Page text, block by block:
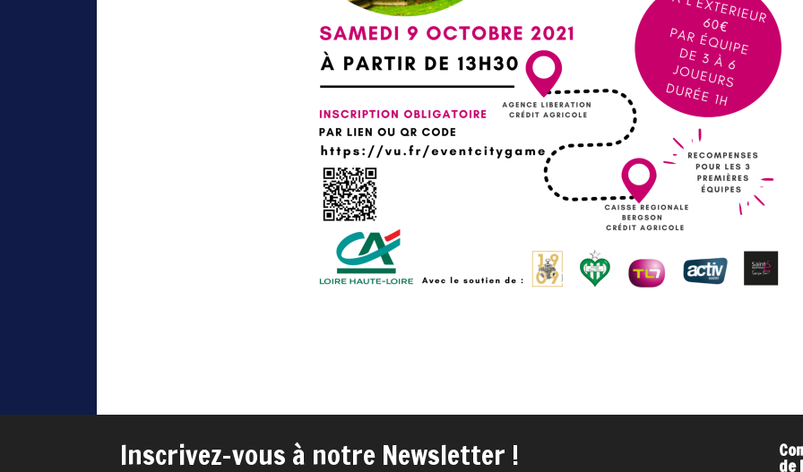
Inscrivez-vous à notre Newsletter ! de